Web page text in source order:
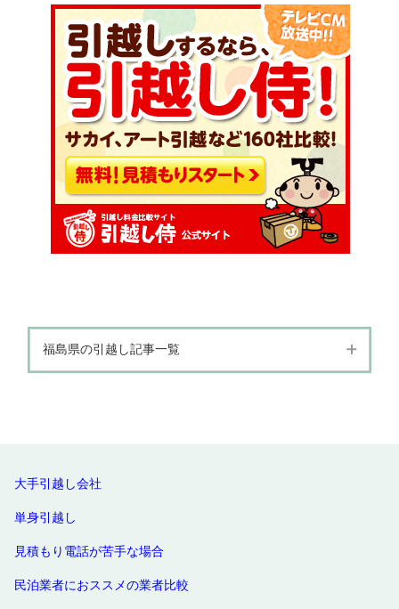
福島県の引越し記事一覧
大手引越し会社
単身引越し
見積もり電話が苦手な場合
民泊業者におススメの業者比較